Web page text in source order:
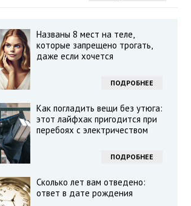
Названы 8 мест на теле,
которые запрещено трогать,
даже если хочется
ПОДРОБНЕЕ
Как погладить вещи без утюга:
этот лайфхак пригодится при
перебоях с электричеством
ПОДРОБНЕЕ
Сколько лет вам отведено:
ответ в дате рождения